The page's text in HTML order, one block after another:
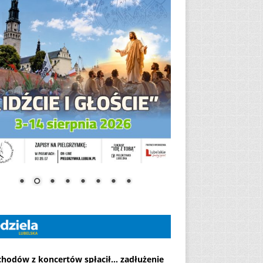
z koncertów spłacił... zadłużenie